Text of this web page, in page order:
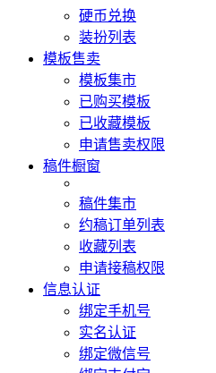
硬币兑换
装扮列表
模板售卖
模板集市
已购买模板
已收藏模板
申请售卖权限
稿件橱窗
稿件集市
约稿订单列表
收藏列表
申请接稿权限
信息认证
绑定手机号
实名认证
绑定微信号